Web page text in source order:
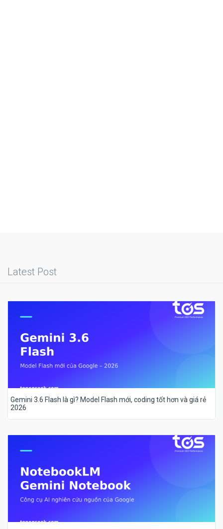
Latest Post
Gemini 3.6 Flash là gì? Model Flash mới, coding tốt hơn và giá rẻ
2026